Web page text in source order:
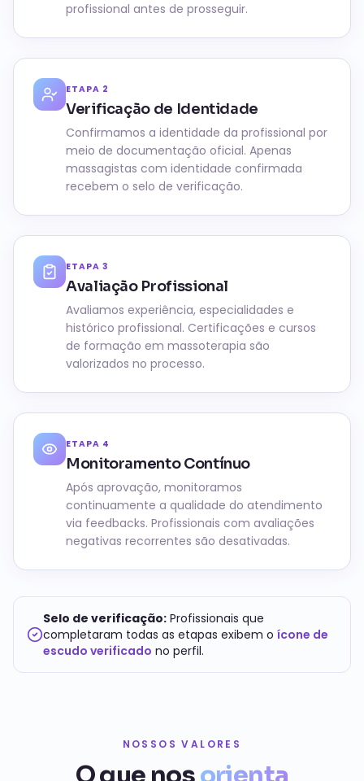
profissional antes de prosseguir.
ETAPA 2
Verificação de Identidade
Confirmamos a identidade da profissional por
meio de documentação oficial. Apenas
massagistas com identidade confirmada
recebem o selo de verificação.
ETAPA3
Avaliação Profissional
Avaliamos experiência, especialidades e
histórico profissional. Certificações e cursos
de formação em massoterapia são
valorizados no processo.
ETAPA 4
Monitoramento Contínuo
Após aprovação, monitoramos
continuamente a qualidade do atendimento
via feedbacks. Profissionais com avaliações
negativas recorrentes são desativadas.
Selo de verificação: Profissionais que
completaram todas as etapas exibem o ícone de
escudo verificado no perfil.
NOSSOS VALORES